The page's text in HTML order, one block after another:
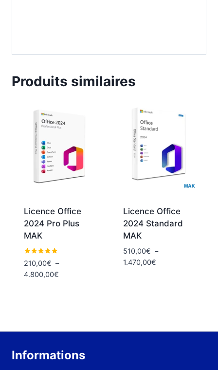
Produits similaires
Licence Office
2024 Pro Plus
MAK
Note
5.00
sur 5
210,00€ –
4.800,00€Plage
4.800,00€
Licence Office
2024 Standard
MAK
510,00€ –
1.470,00€Plage
Informations